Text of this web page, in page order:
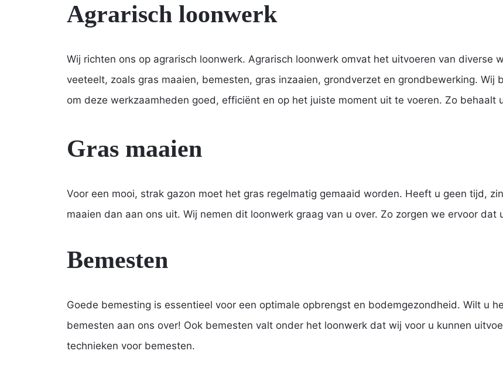
Agrarisch loonwerk
Wij richten ons op agrarisch loonwerk. Agrarisch loonwerk omvat het uitvoeren van diverse
veeteelt, zoals gras maaien, bemesten, gras inzaaien, grondverzet en grondbewerking. Wij
om deze werkzaamheden goed, efficiënt en op het juiste moment uit te voeren. Zo behaalt
Gras maaien
Voor een mooi, strak gazon moet het gras regelmatig gemaaid worden. Heeft u geen tijd,
maaien dan aan ons uit. Wij nemen dit loonwerk graag van u over. Zo zorgen we ervoor
Bemesten
Goede bemesting is essentieel voor een optimale opbrengst en bodemgezondheid. Wilt u
bemesten aan ons over! Ook bemesten valt onder het loonwerk dat wij voor u kunnen
technieken voor bemesten.